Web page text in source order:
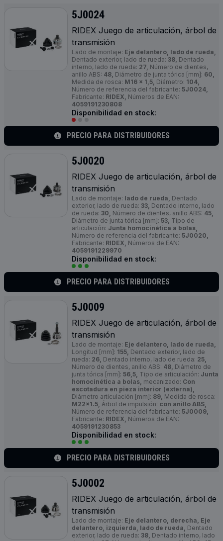
5J0024
RIDEX Juego de articulación, árbol de
transmisión
Lado de montaje: Eje delantero, lado de rueda,
Dentado exterior, lado de rueda: 38, Dentado
interno, lado de rueda: 27, Número de dientes,
anillo ABS: 48, Diámetro de junta tórica [mm]: 60,
Medida de rosca: M16 x 1,5, Diámetro: 104,
Número de referencia del fabricante: 5J0024,
Fabricante: RIDEX, Números de EAN:
4059191230808
Disponibilidad en stock:
PRECIO PARA DISTRIBUIDORES
5J0020
RIDEX Juego de articulación, árbol de
transmisión
Lado de montaje: lado de rueda, Dentado
exterior, lado de rueda: 33, Dentado interno, lado
de rueda: 30, Número de dientes, anillo ABS: 45,
Diámetro de junta tórica [mm]: 53, Tipo de
articulación: Junta homocinética a bolas,
Número de referencia del fabricante: 5J0020,
Fabricante: RIDEX, Números de EAN:
4059191229970
Disponibilidad en stock:
PRECIO PARA DISTRIBUIDORES
5J0009
RIDEX Juego de articulación, árbol de
transmisión
Lado de montaje: Eje delantero, lado de rueda,
Longitud [mm]: 155, Dentado exterior, lado de
rueda: 26, Dentado interno, lado de rueda: 25,
Número de dientes, anillo ABS: 48, Diámetro de
junta tórica [mm]: 56,5, Tipo de articulación: Junta
homocinética a bolas, mecanizado: Con
escotadura en pieza interior (externa),
Diámetro articulación [mm]: 89, Medida de rosca:
M22x1.5, Árbol de impulsión: con anillo ABS,
Número de referencia del fabricante: 5J0009,
Fabricante: RIDEX, Números de EAN:
4059191230853
Disponibilidad en stock:
PRECIO PARA DISTRIBUIDORES
5J0002
RIDEX Juego de articulación, árbol de
transmisión
Lado de montaje: Eje delantero, derecha, Eje
delantero, izquierda, lado de rueda, Dentado
exterior, lado de rueda: 38, Dentado interno, lado